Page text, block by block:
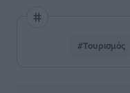
#Τουρισμός